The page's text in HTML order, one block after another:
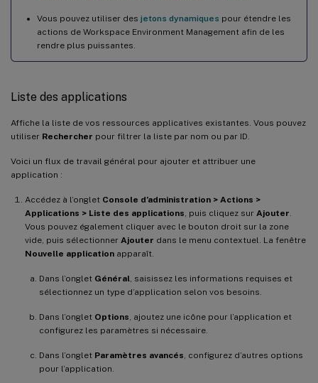
Vous pouvez utiliser des jetons dynamiques pour étendre les
actions de Workspace Environment Management afin de les
rendre plus puissantes.
Liste des applications
Affiche la liste de vos ressources applicatives existantes. Vous pouvez
utiliser Rechercher pour filtrer la liste par nom ou par ID.
Voici un flux de travail général pour ajouter et attribuer une
application :
Accédez à l’onglet Console d’administration > Actions >
Applications > Liste des applications , puis cliquez sur Ajouter
Vous pouvez également cliquer avec le bouton droit sur la zone
vide, puis sélectionner Ajouter dans le menu contextuel. La fenêtre
Nouvelle application apparaît.
Dans l’onglet Général , saisissez les informations requises et
sélectionnez un type d’application selon vos besoins.
Dans l’onglet Options , ajoutez une icône pour l’application et
configurez les paramètres si nécessaire.
Dans l’onglet Paramètres avancés , configurez d’autres options
pour l’application.